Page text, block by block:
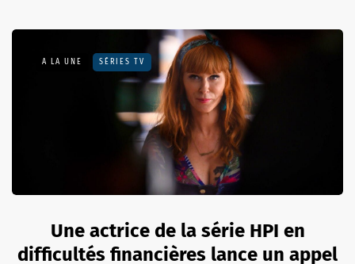
A LA UNE SÉRIES TV
Une actrice de la série HPI en
difficultés financières lance un appel